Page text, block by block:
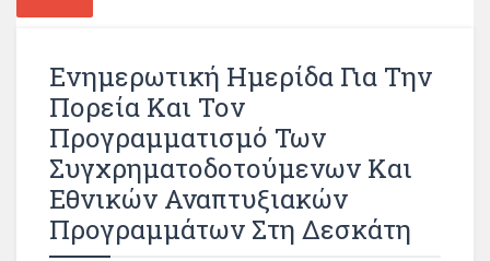
Ενημερωτική Ημερίδα Για Την
Πορεία Και Τον
Προγραμματισμό Των
Συγχρηματοδοτούμενων Και
Εθνικών Αναπτυξιακών
Προγραμμάτων Στη Δεσκάτη